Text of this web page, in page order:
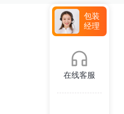
包装
经理
在线客服